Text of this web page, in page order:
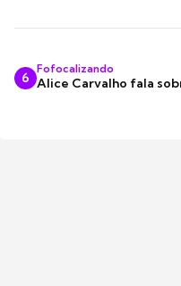
6
Fofocalizando
Alice Carvalho fala